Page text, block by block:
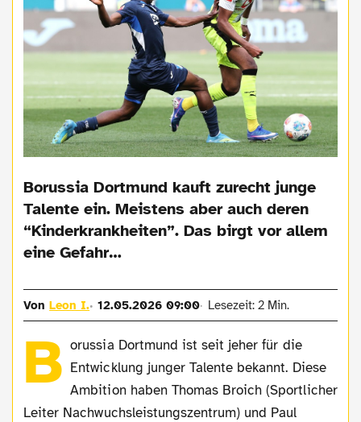
Borussia Dortmund kauft zurecht junge
Talente ein. Meistens aber auch deren
“Kinderkrankheiten”. Das birgt vor allem
eine Gefahr…
VonLeon I. 12.05.2026 09:00 Lesezeit: 2 Min.
B orussia Dortmund ist seit jeher für die
Entwicklung junger Talente bekannt. Diese
Ambition haben Thomas Broich (Sportlicher
Leiter Nachwuchsleistungszentrum) und Paul